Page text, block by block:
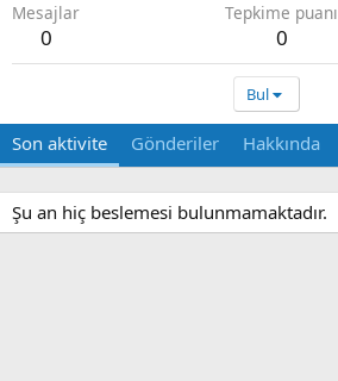
Mesajlar
0
Tepkime puanı
0
Bul
Son aktivite Gönderiler Hakkında
Şu an hiç beslemesi bulunmamaktadır.